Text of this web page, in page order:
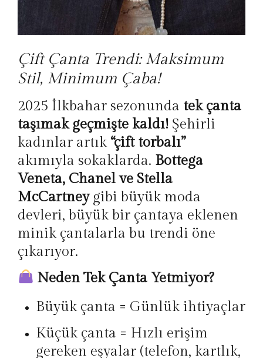
Çift Çanta Trendi: Maksimum
Stil, Minimum Çaba!
2025 İlkbahar sezonunda tek çanta
taşımak geçmişte kaldı! Şehirli
kadınlar artık “çift torbalı”
akımıyla sokaklarda. Bottega
Veneta, Chanel ve Stella
McCartneygibi büyük moda
devleri, büyük bir çantaya eklenen
minik çantalarla bu trendi öne
çıkarıyor.
Neden Tek Çanta Yetmiyor?
Büyük çanta = Günlük ihtiyaçlar
Küçük çanta = Hızlı erişim
gereken eşyalar (telefon, kartlık,